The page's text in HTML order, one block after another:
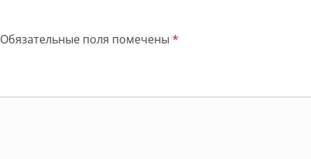
Обязательные поля помечены *